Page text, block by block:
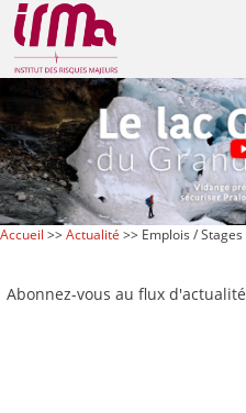
Accueil >>Actualité >> Emplois / Stages
Abonnez-vous au flux d'actualité